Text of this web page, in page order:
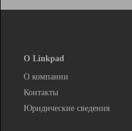
О Linkpad
О компании
Контакты
Юридические сведения